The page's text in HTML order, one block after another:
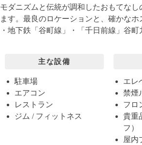
モダニズムと伝統が調和したおもてな
ます。最良のロケーションと、確かな
・地下鉄「谷町線」・「千日前線」谷
主な設備
駐車場
エアコン
レストラン
ジム / フィットネス
エレ
禁煙
フロ
貴重
フ）
屋内